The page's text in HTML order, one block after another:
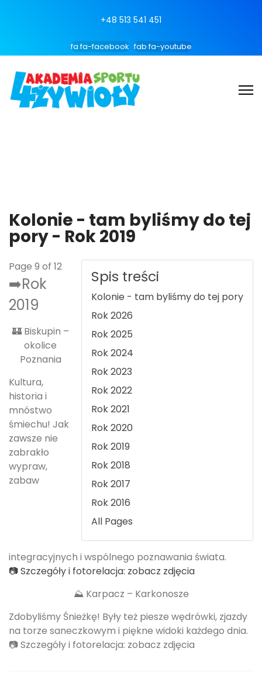
+48 513 541 451
fa fa-facebook fab fa-youtube
Kolonie - tam byliśmy do tej
pory - Rok 2019
Spis treści
Kolonie - tam byliśmy do tej pory
Rok 2026
Rok 2025
Rok 2024
Rok 2023
Rok 2022
Rok 2021
Rok 2020
Rok 2019
Rok 2018
Rok 2017
Rok 2016
All Pages
Page 9 of 12
➡️Rok
2019
🏰 Biskupin –
okolice
Poznania
Kultura,
historia i
mnóstwo
śmiechu! Jak
zawsze nie
zabrakło
wypraw,
zabaw
integracyjnych i wspólnego poznawania świata.
📷 Szczegóły i fotorelacja: zobacz zdjęcia
⛰ Karpacz – Karkonosze
Zdobyliśmy Śnieżkę! Były też piesze wędrówki, zjazdy
na torze saneczkowym i piękne widoki każdego dnia.
📷 Szczegóły i fotorelacja: zobacz zdjęcia